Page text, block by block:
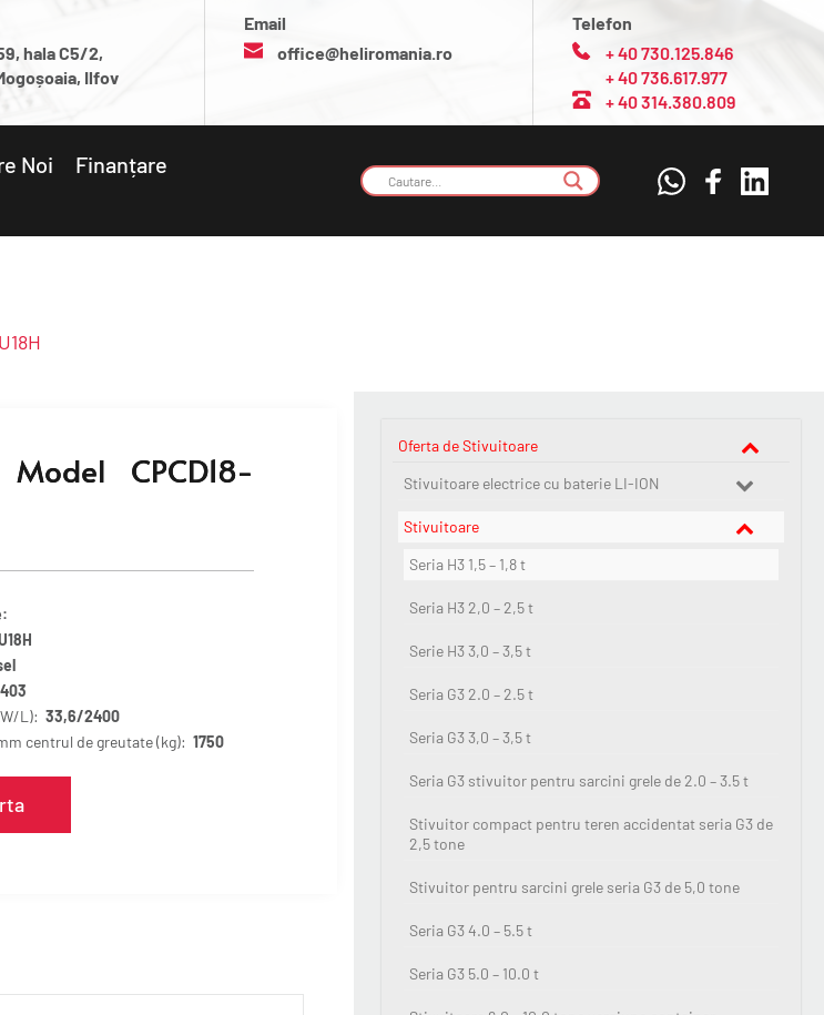
hala C5/2,
Ilfov
Email
office@heliromania.ro
Telefon
+ 40 730.125.846
+ 40 736.617.977
+ 40 314.380.809
Noi
Finanțare
CPCD18-
L):33,6/2400
centrul de greutate (kg):1750
Oferta de Stivuitoare
Stivuitoare electrice cu baterie LI-ION
Stivuitoare
Seria H3 1,5 – 1,8 t
Seria H3 2,0 – 2,5 t
Serie H3 3,0 – 3,5 t
Seria G3 2.0 – 2.5 t
Seria G3 3,0 – 3,5 t
Seria G3 stivuitor pentru sarcini grele de 2.0 – 3.5 t
Stivuitor compact pentru teren accidentat seria G3 de
2,5 tone
Stivuitor pentru sarcini grele seria G3 de 5,0 tone
Seria G3 4.0 – 5.5 t
Seria G3 5.0 – 10.0 t